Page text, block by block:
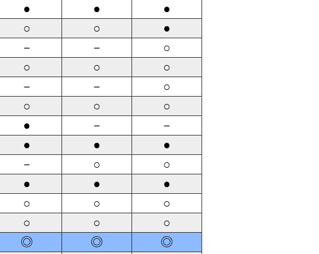
● ● ●
○ ○ ●
－ － ○
○ ○ ○
－ － ○
○ ○ ○
● － －
● ● ●
－ ○ ○
● ● ●
○ ○ ○
○ ○ ○
◎ ◎ ◎